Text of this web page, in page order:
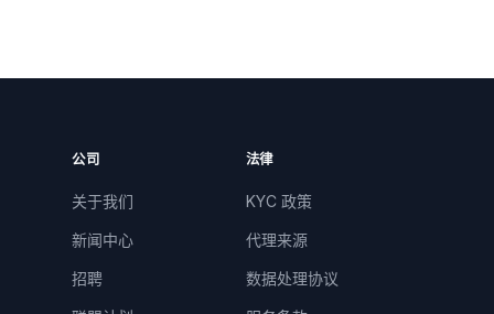
公司
关于我们
新闻中心
招聘
法律
KYC 政策
代理来源
数据处理协议